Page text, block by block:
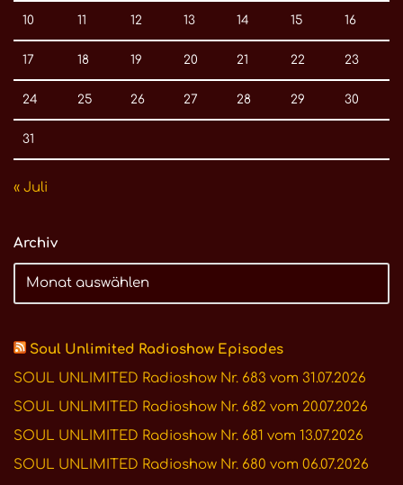
10 11 12 13 14 15 16
17 18 19 20 21 22 23
24 25 26 27 28 29 30
31
« Juli
Archiv
Soul Unlimited Radioshow Episodes
SOUL UNLIMITED Radioshow Nr. 683 vom 31.07.2026
SOUL UNLIMITED Radioshow Nr. 682 vom 20.07.2026
SOUL UNLIMITED Radioshow Nr. 681 vom 13.07.2026
SOUL UNLIMITED Radioshow Nr. 680 vom 06.07.2026